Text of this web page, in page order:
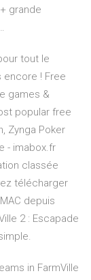
grande
tout le
encore ! Free
games &
popular free
Zynga Poker
- imabox.fr
classée
télécharger
depuis
2 : Escapade
in FarmVille